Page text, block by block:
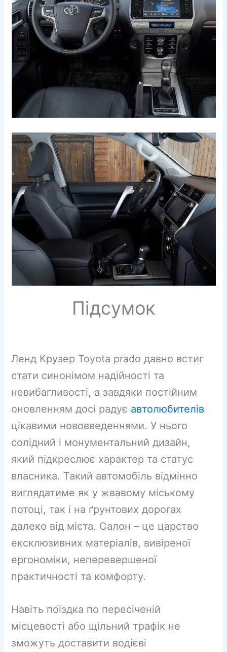
Підсумок
Ленд Крузер Toyota prado давно встиг
стати синонімом надійності та
невибагливості, а завдяки постійним
оновленням досі радує автолюбителів
цікавими нововведеннями. У нього
солідний і монументальний дизайн,
який підкреслює характер та статус
власника. Такий автомобіль відмінно
виглядатиме як у жвавому міському
потоці, так і на ґрунтових дорогах
далеко від міста. Салон – це царство
ексклюзивних матеріалів, вивіреної
ергономіки, неперевершеної
практичності та комфорту.
Навіть поїздка по пересіченій
місцевості або щільний трафік не
зможуть доставити водієві